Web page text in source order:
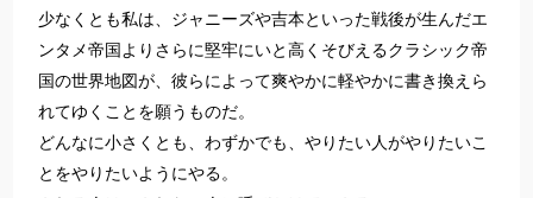
少なくとも私は、ジャニーズや吉本といった戦後が生んだエ
ンタメ帝国よりさらに堅牢にいと高くそびえるクラシック帝
国の世界地図が、彼らによって爽やかに軽やかに書き換えら
れてゆくことを願うものだ。
どんなに小さくとも、わずかでも、やりたい人がやりたいこ
とをやりたいようにやる。